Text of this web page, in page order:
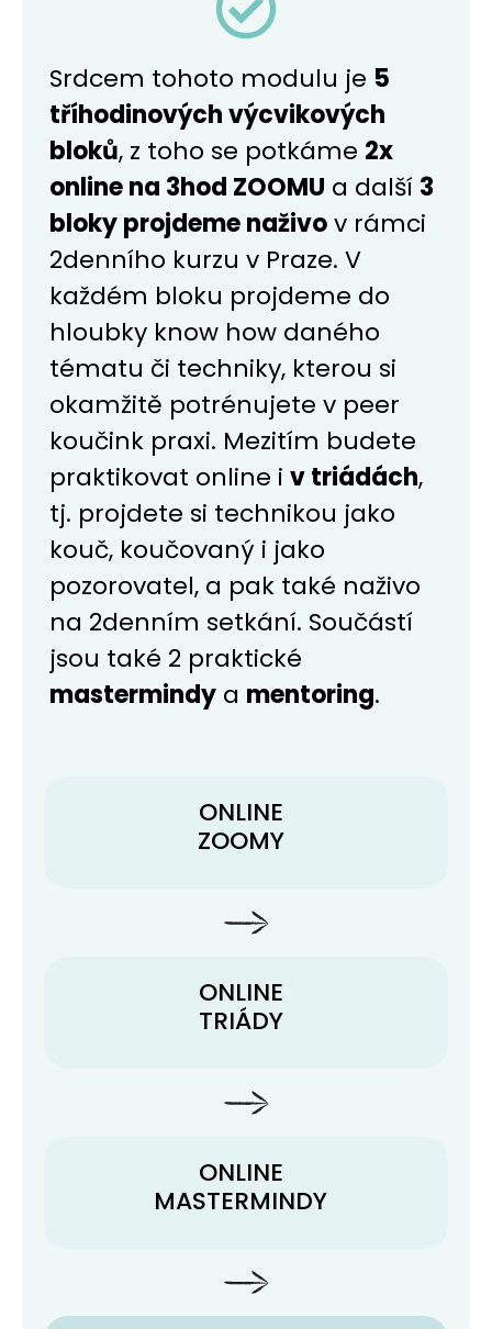
Srdcem tohoto modulu je 5
tříhodinových výcvikových
bloků, z toho se potkáme 2x
online na 3hod ZOOMU a další 3
bloky projdeme naživov rámci
2denního kurzu v Praze. V
každém bloku projdeme do
hloubky know how daného
tématu či techniky, kterou si
okamžitě potrénujete v peer
koučink praxi. Mezitím budete
praktikovat online i v triádách,
tj. projdete si technikou jako
kouč, koučovaný i jako
pozorovatel, a pak také naživo
na 2denním setkání. Součástí
jsou také 2 praktické
mastermindy a mentoring.
ONLINE
ZOOMY
ONLINE
TRIÁDY
ONLINE
MASTERMINDY